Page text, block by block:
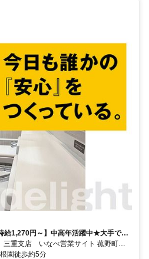
給1,270円～】中高年活躍中★大手で安
ッフ
重支店 いなべ営業サイト 菰野町内
園徒歩約5分